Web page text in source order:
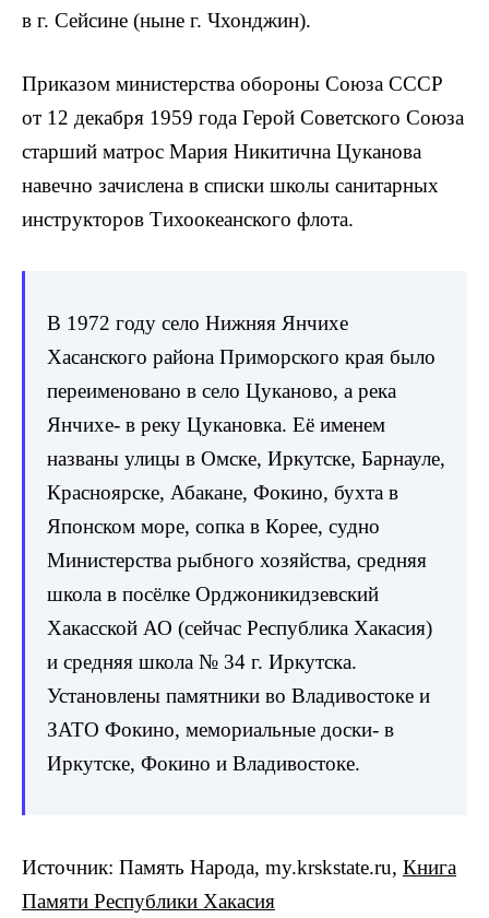
в г. Сейсине (ныне г. Чхонджин).
Приказом министерства обороны Союза СССР
от 12 декабря 1959 года Герой Советского Союза
старший матрос Мария Никитична Цуканова
навечно зачислена в списки школы санитарных
инструкторов Тихоокеанского флота.
В 1972 году село Нижняя Янчихе
Хасанского района Приморского края было
переименовано в село Цуканово, а река
Янчихе- в реку Цукановка. Её именем
названы улицы в Омске, Иркутске, Барнауле,
Красноярске, Абакане, Фокино, бухта в
Японском море, сопка в Корее, судно
Министерства рыбного хозяйства, средняя
школа в посёлке Орджоникидзевский
Хакасской АО (сейчас Республика Хакасия)
и средняя школа № 34 г. Иркутска.
Установлены памятники во Владивостоке и
ЗАТО Фокино, мемориальные доски- в
Иркутске, Фокино и Владивостоке.
Источник: Память Народа, my.krskstate.ru, Книга
Памяти Республики Хакасия